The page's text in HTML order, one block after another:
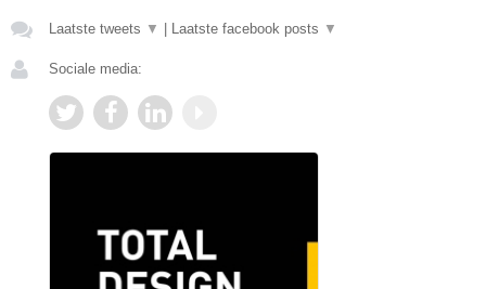
Laatste tweets ▼ | Laatste facebook posts ▼
Sociale media: